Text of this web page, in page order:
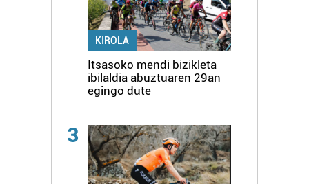
KIROLA
Itsasoko mendi bizikleta
ibilaldia abuztuaren 29an
egingo dute
3